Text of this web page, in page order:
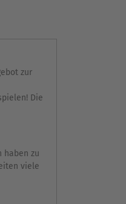
zur
Die
haben zu
viele